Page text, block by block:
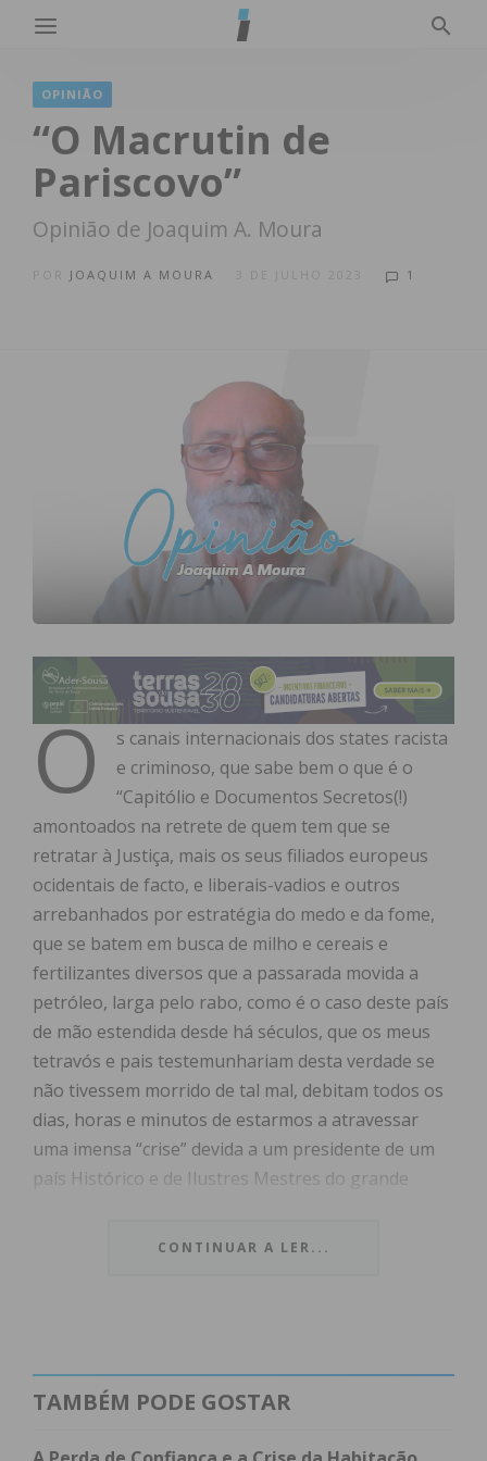
OPINIÃO
“O Macrutin de
Pariscovo”
Opinião de Joaquim A. Moura
JOAQUIM A MOURA 1
O
s canais internacionais dos states racista
e criminoso, que sabe bem o que é o
“Capitólio e Documentos Secretos(!)
amontoados na retrete de quem tem que se
retratar à Justiça, mais os seus filiados europeus
ocidentais de facto, e liberais-vadios e outros
arrebanhados por estratégia do medo e da fome,
que se batem em busca de milho e cereais e
fertilizantes diversos que a passarada movida a
petróleo, larga pelo rabo, como é o caso deste país
de mão estendida desde há séculos, que os meus
tetravós e pais testemunhariam desta verdade se
não tivessem morrido de tal mal, debitam todos os
dias, horas e minutos de estarmos a atravessar
uma imensa “crise” devida a um presidente de um
país Histórico e de Ilustres Mestres do grande
implica e o obriga a ter de ganhar a “3ª guerra
selecionados, expondo- se a um ridículo e
ignorância atroz, não se interrogam se o “Macrutin
CONTINUAR A LER...
TAMBÉM PODE GOSTAR